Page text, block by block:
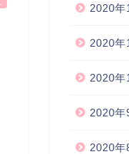
2020年
2020年
2020年
2020年
2020年